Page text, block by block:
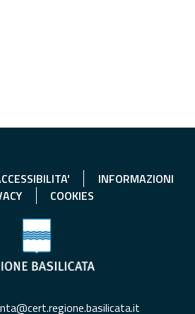
INFORMAZIONI
COOKIES